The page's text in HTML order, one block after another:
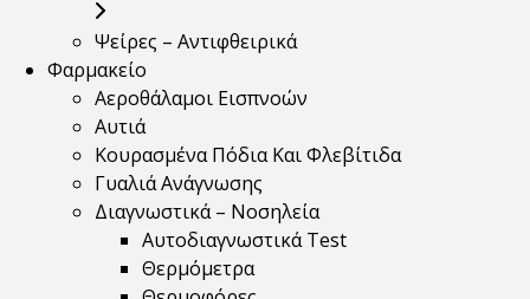
Ψείρες – Αντιφθειρικά
Φαρμακείο
Αεροθάλαμοι Εισπνοών
Αυτιά
Κουρασμένα Πόδια Και Φλεβίτιδα
Γυαλιά Ανάγνωσης
Διαγνωστικά – Νοσηλεία
Αυτοδιαγνωστικά Test
Θερμόμετρα